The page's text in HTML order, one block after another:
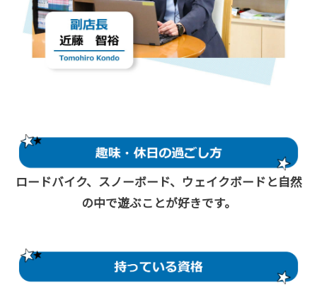
ロードバイク、スノーボード、ウェイクボードと自然
の中で遊ぶことが好きです。